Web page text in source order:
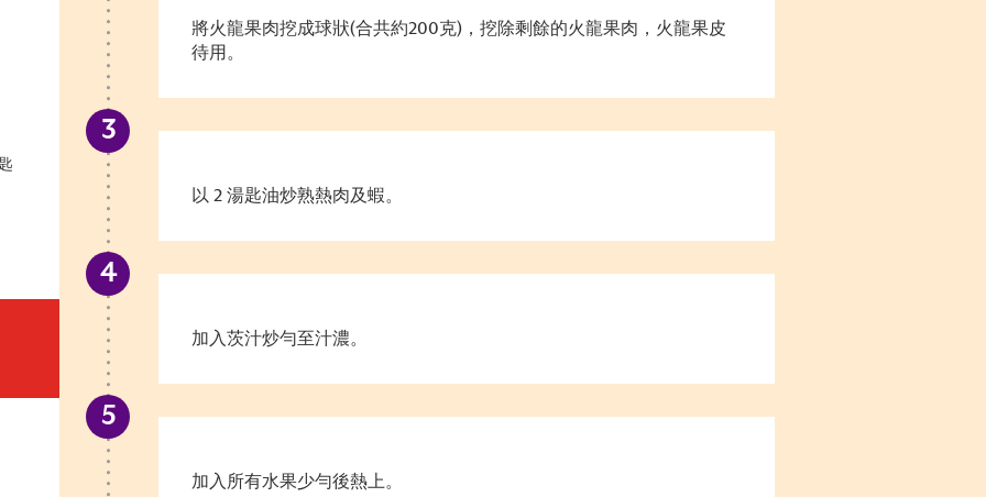
將火龍果肉挖成球狀(合共約200克)，挖除剩餘的火龍果肉，火龍果皮
待用。
以 2 湯匙油炒熟熱肉及蝦。
加入茨汁炒勻至汁濃。
加入所有水果少勻後熱上。